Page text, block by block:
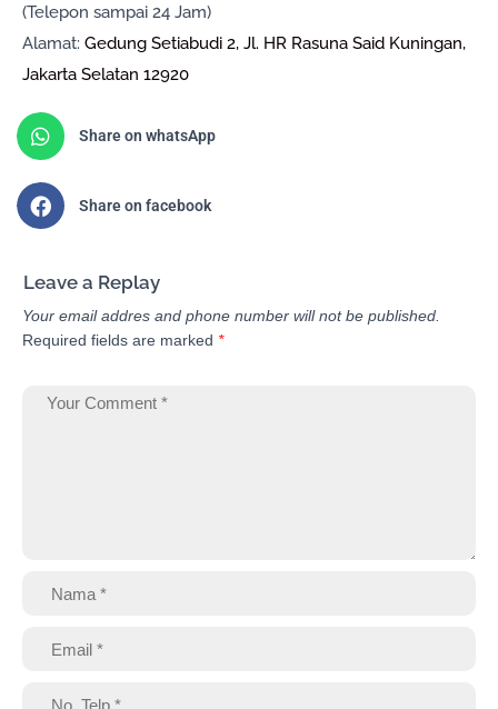
(Telepon sampai 24 Jam)
Alamat: Gedung Setiabudi 2, Jl. HR Rasuna Said Kuningan,
Jakarta Selatan 12920
Share on whatsApp
Share on facebook
Leave a Replay
Your email addres and phone number will not be published.
Required fields are marked *